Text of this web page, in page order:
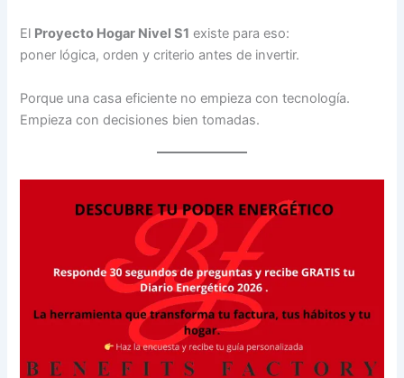
El Proyecto Hogar Nivel S1 existe para eso:
poner lógica, orden y criterio antes de invertir.
Porque una casa eficiente no empieza con tecnología.
Empieza con decisiones bien tomadas.